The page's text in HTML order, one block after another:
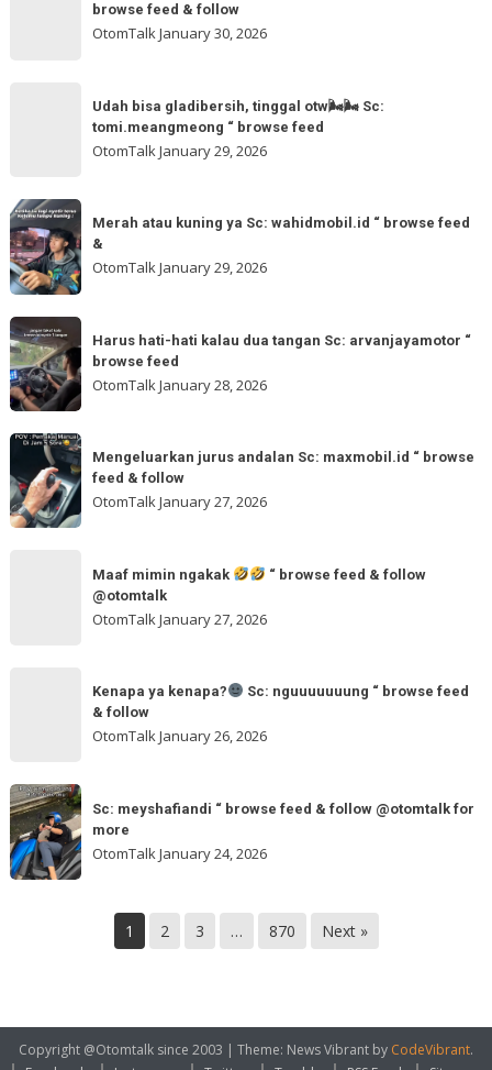
@otomtalk
akmschooldrive_cikarang
&
follow
browse feed & follow
OtomTalkJanuary 30, 2026
gladibersih,
otw
🌬
🌬
Sc:
“
browse
feed
Udah bisa gladibersih, tinggal otw🌬🌬 Sc:
tomi.meangmeong “ browse feed
OtomTalkJanuary 29, 2026
Merah
atau
kuning
ya
Sc:
wahidmobil.id
“
browse
Merah atau kuning ya Sc: wahidmobil.id “ browse feed
&
OtomTalkJanuary 29, 2026
Harus
hati-
hati
kalau
dua
tangan
Sc:
arvanjayamotor
Harus hati-hati kalau dua tangan Sc: arvanjayamotor “
browse feed
OtomTalkJanuary 28, 2026
Mengeluarkan
jurus
andalan
Sc:
Mengeluarkan jurus andalan Sc: maxmobil.id “ browse
feed & follow
OtomTalkJanuary 27, 2026
follow
@otomtalk
Maaf mimin ngakak
“ browse feed & follow
@otomtalk
OtomTalkJanuary 27, 2026
Sc:
nguuuuuuung
“
browse
Kenapa ya kenapa?
Sc: nguuuuuuung “ browse feed
& follow
OtomTalkJanuary 26, 2026
Sc:
meyshafiandi
“
browse
more
Sc: meyshafiandi “ browse feed & follow @otomtalk for
more
OtomTalk January 24, 2026
1 2 3 … 870 Next »
Copyright @Otomtalk since 2003 | Theme: News Vibrant by CodeVibrant.